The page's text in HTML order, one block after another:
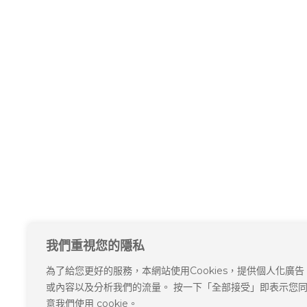
我們重視您的隱私
為了給您更好的服務，本網站使用Cookies，提供個人化廣告
或內容以及分析我們的流量。 按一下「全部接受」即表示您同
意我們使用 cookie。